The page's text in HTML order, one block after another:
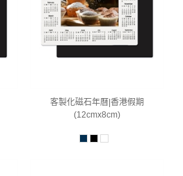
客製化磁石年曆|香港假期
(12cmx8cm)